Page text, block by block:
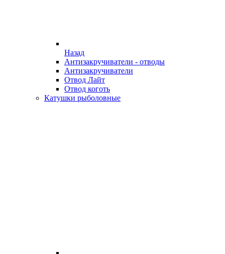
Назад
Антизакручиватели - отводы
Антизакручиватели
Отвод Лайт
Отвод коготь
Катушки рыболовные